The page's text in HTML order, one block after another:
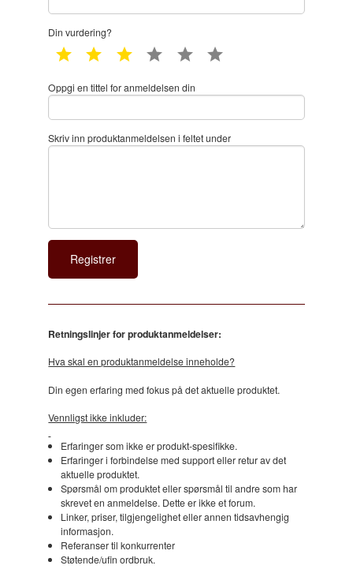
Din vurdering?
1 star 2 star 3 star 4 star 5 star
Oppgi en tittel for anmeldelsen din
Skriv inn produktanmeldelsen i feltet under
Retningslinjer for produktanmeldelser:
Hva skal en produktanmeldelse inneholde?
Din egen erfaring med fokus på det aktuelle produktet.
Vennligst ikke inkluder:
Erfaringer som ikke er produkt-spesifikke.
Erfaringer i forbindelse med support eller retur av det
aktuelle produktet.
Spørsmål om produktet eller spørsmål til andre som har
skrevet en anmeldelse. Dette er ikke et forum.
Linker, priser, tilgjengelighet eller annen tidsavhengig
informasjon.
Referanser til konkurrenter
Støtende/ufin ordbruk.